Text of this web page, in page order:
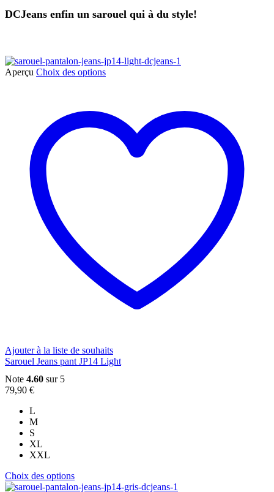
DCJeans enfin un sarouel qui à du style!
Aperçu Choix des optionsCe
variations.
options
peuvent
Ajouter à la liste de souhaits
Sarouel Jeans pant JP14 Light
Note 4.60 sur 5
79,90 €
L
M
S
XL
XXL
Choix des optionsCe
produit